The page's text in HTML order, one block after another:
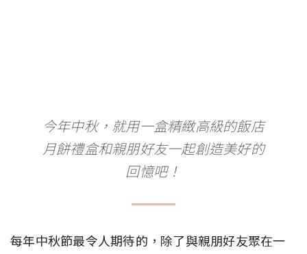
今年中秋，就用一盒精緻高級的飯店
月餅禮盒和親朋好友一起創造美好的
回憶吧！
每年中秋節最令人期待的，除了與親朋好友聚在一